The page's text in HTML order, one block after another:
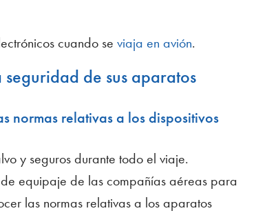
cuando seviaja en avión.
de sus aparatos
normas relativas a los dispositivos
y seguros durante todo el viaje.
equipaje de las compañías aéreas para
las normas relativas a los aparatos